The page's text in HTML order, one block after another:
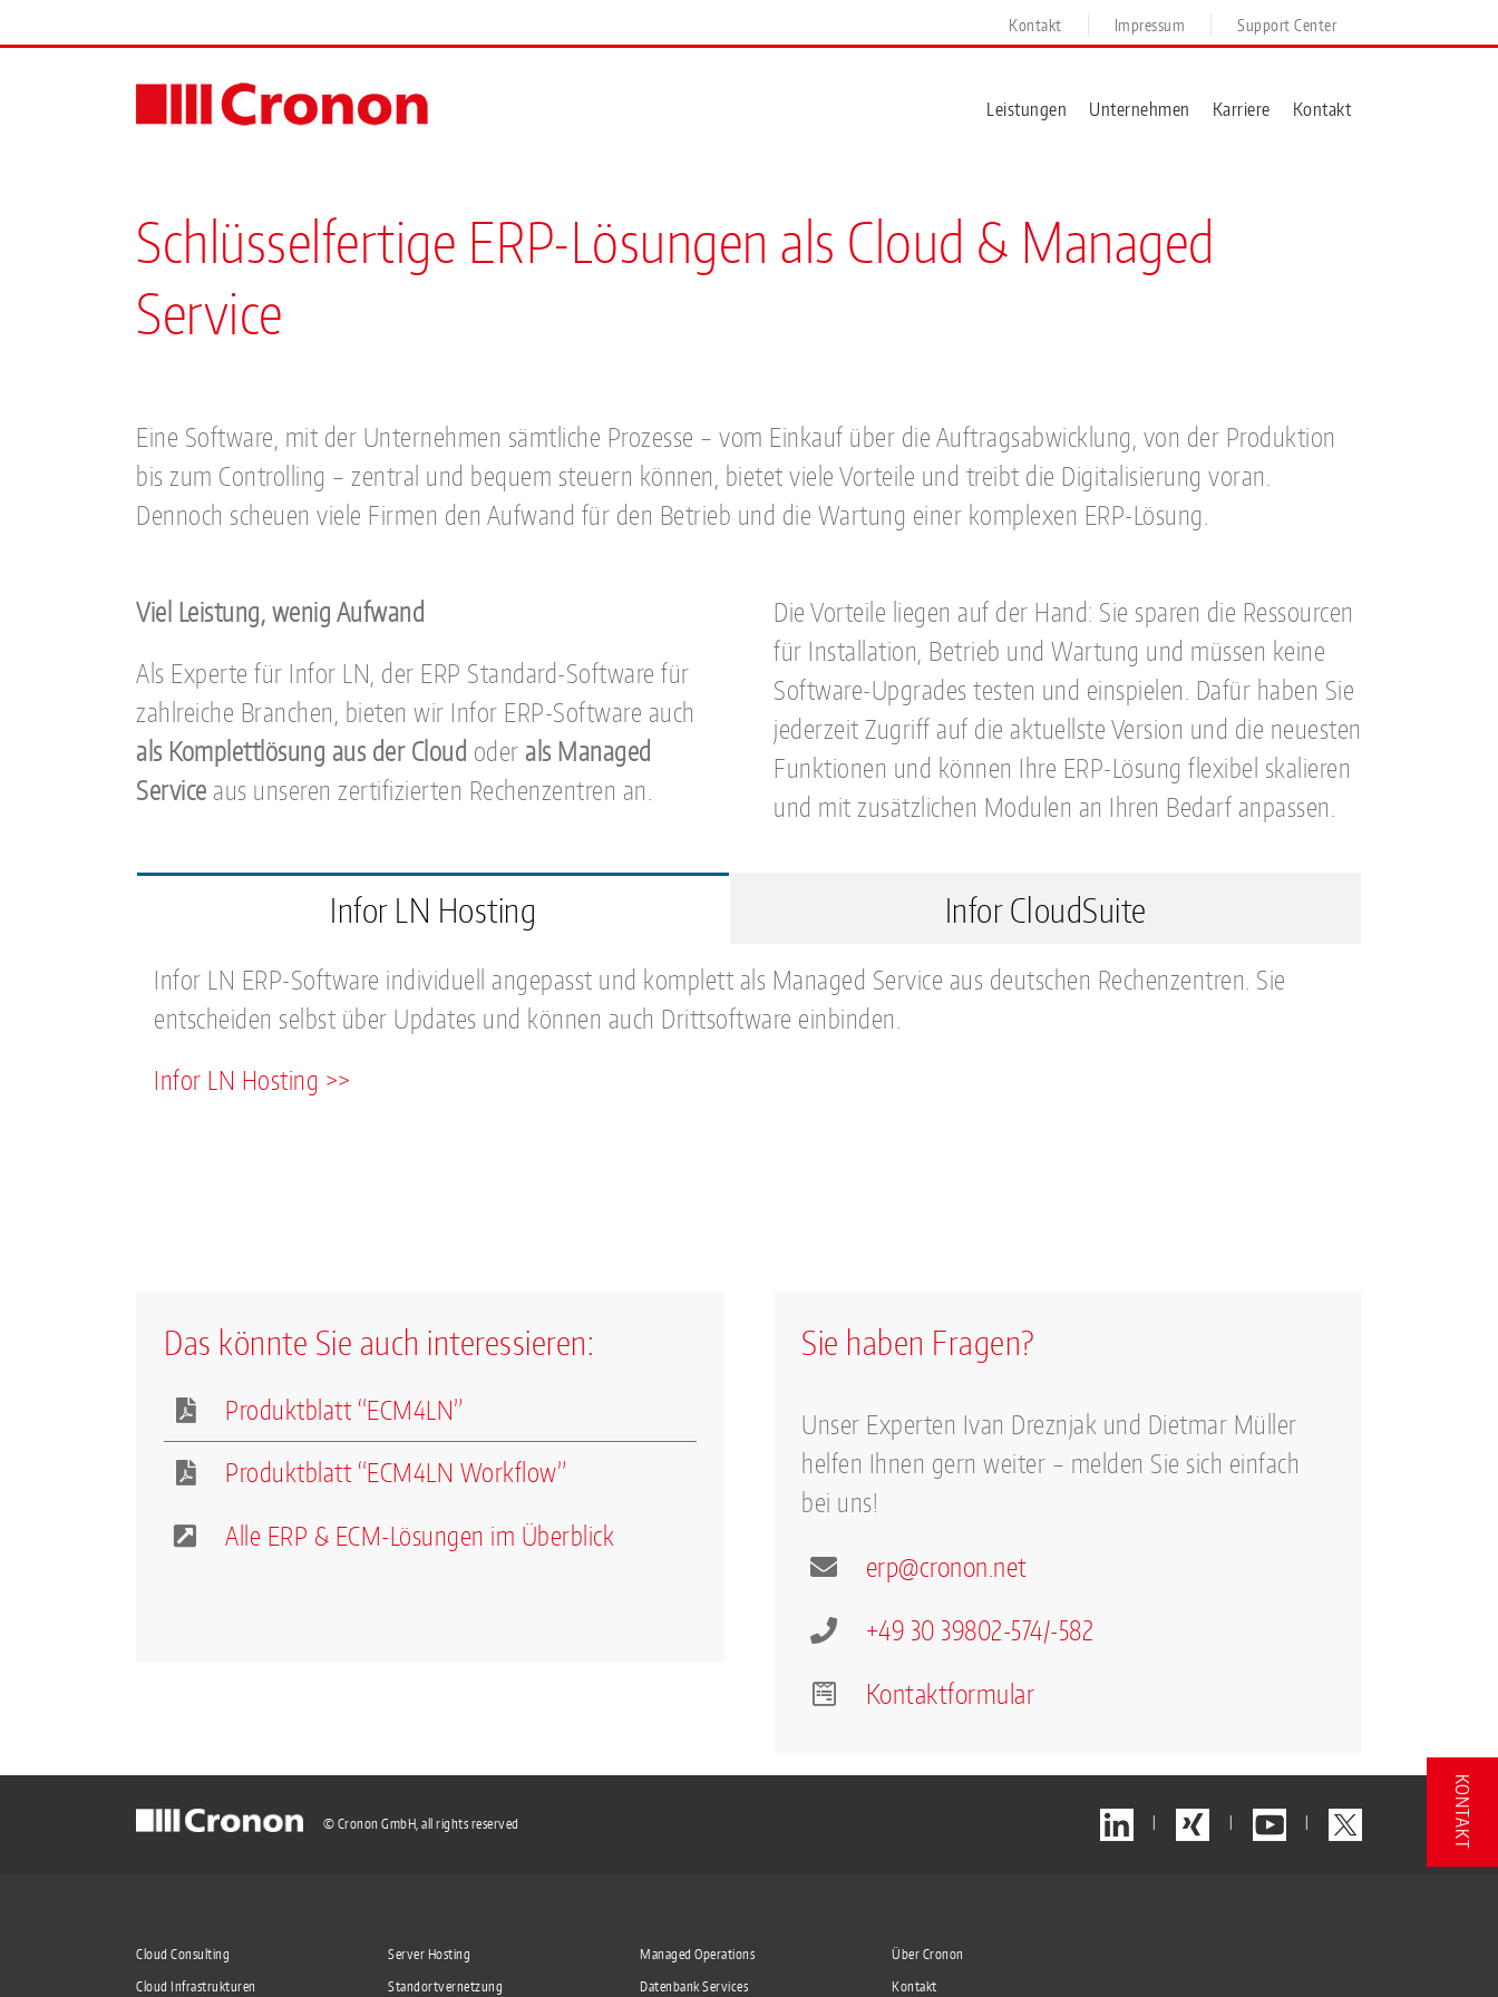
to
Kontakt Impressum Support Center
Leistungen Unternehmen Karriere Kontakt
Schlüsselfertige ERP-Lösungen als Cloud & Managed
Service
Eine Software, mit der Unternehmen sämtliche Prozesse – vom Einkauf über die Auftragsabwicklung, von der Produktion
bis zum Controlling – zentral und bequem steuern können, bietet viele Vorteile und treibt die Digitalisierung voran.
Dennoch scheuen viele Firmen den Aufwand für den Betrieb und die Wartung einer komplexen ERP-Lösung.
Viel Leistung, wenig Aufwand
Als Experte für Infor LN, der ERP Standard-Software für
zahlreiche Branchen, bieten wir Infor ERP-Software auch
als Komplettlösung aus der Cloud oder als Managed
Service aus unseren zertifizierten Rechenzentren an.
Die Vorteile liegen auf der Hand: Sie sparen die Ressourcen
für Installation, Betrieb und Wartung und müssen keine
Software-Upgrades testen und einspielen. Dafür haben Sie
jederzeit Zugriff auf die aktuellste Version und die neuesten
Funktionen und können Ihre ERP-Lösung flexibel skalieren
und mit zusätzlichen Modulen an Ihren Bedarf anpassen.
Infor LN Hosting Infor CloudSuite
Infor LN ERP-Software individuell angepasst und komplett als Managed Service aus deutschen Rechenzentren. Sie
entscheiden selbst über Updates und können auch Drittsoftware einbinden.
Infor LN Hosting >>
Das könnte Sie auch interessieren:
Produktblatt “ECM4LN”
Produktblatt “ECM4LN Workflow”
Alle ERP & ECM-Lösungen im Überblick
Sie haben Fragen?
Unser Experten Ivan Dreznjak und Dietmar Müller
helfen Ihnen gern weiter – melden Sie sich einfach
bei uns!
erp@cronon. net
+49 30 39802-574/-582
Kontaktformular
© Cronon GmbH, all rights reserved
Cloud Consulting
Cloud Infrastrukturen
Server Hosting
Standortvernetzung
Managed Operations
Datenbank Services
Über Cronon
Kontakt
KONTAKT